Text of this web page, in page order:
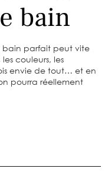
bain
bain parfait peut vite
couleurs, les
envie de tout… et en
pourra réellement